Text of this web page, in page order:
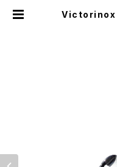
Victorinox